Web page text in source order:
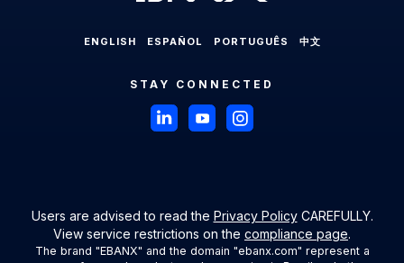
Debit and Credit Cards in Brazil
ENGLISH ESPAÑOL PORTUGUÊS 中文
STAY CONNECTED
Users are advised to read the Privacy PolicyCAREFULLY.
View service restrictions on the compliance page.
The brand "EBANX" and the domain "ebanx.com" represent a